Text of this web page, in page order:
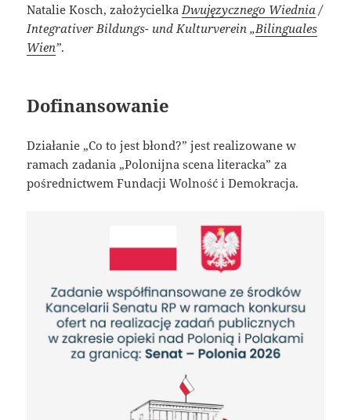
Natalie Kosch, założycielkaDwujęzycznego Wiednia/
Integrativer Bildungs- und Kulturverein „Bilinguales
Wien”.
Dofinansowanie
Działanie „Co to jest błond?” jest realizowane w
ramach zadania „Polonijna scena literacka” za
pośrednictwem Fundacji Wolność i Demokracja.